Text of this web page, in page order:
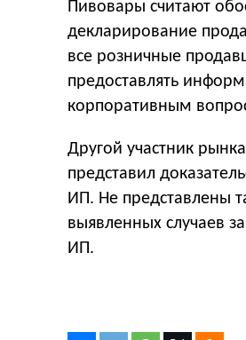
Пивовары считают
декларирование
все розничные
предоставлять
корпоративным
Другой участник
представил
ИП. Не представлены
выявленных случаев
ИП.